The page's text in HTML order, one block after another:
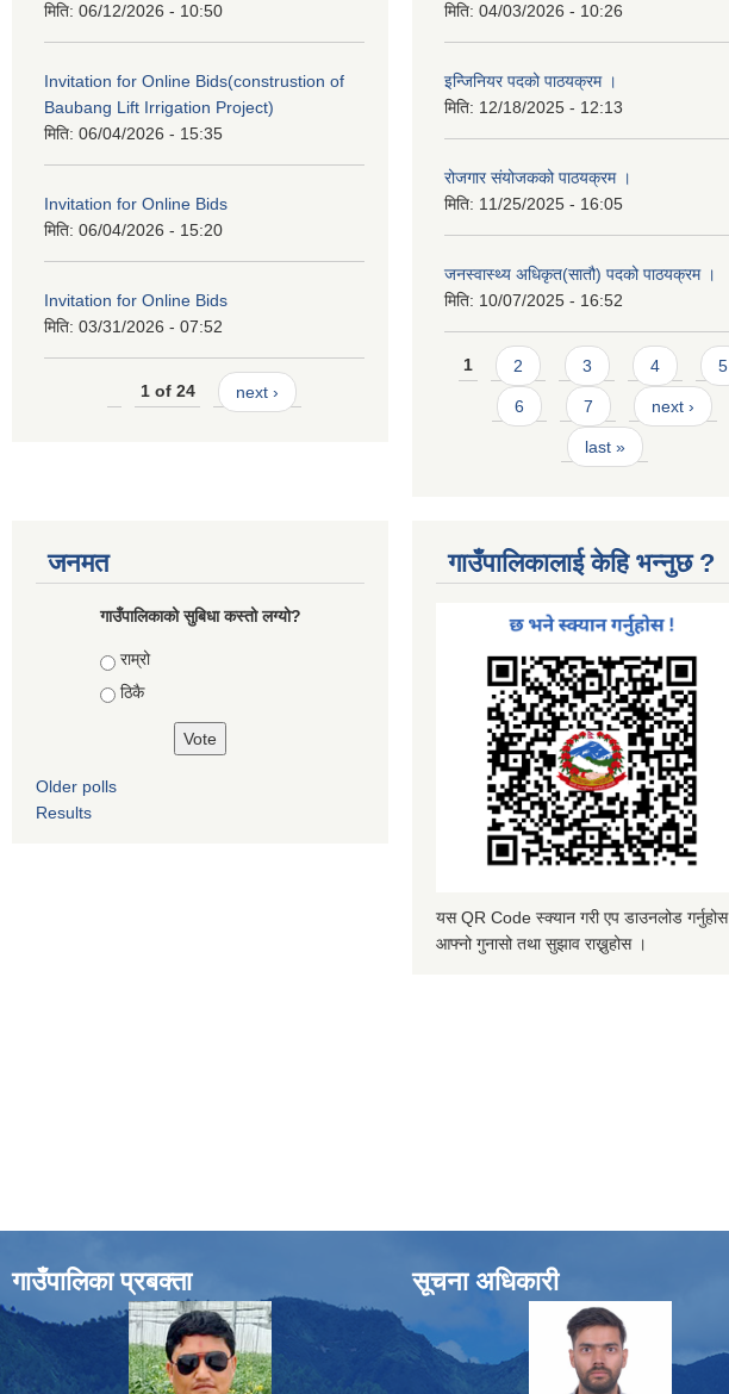
मिति: 06/12/2026 - 10:50
Invitation for Online Bids(construstion of
Baubang Lift Irrigation Project)
मिति: 06/04/2026 - 15:35
Invitation for Online Bids
मिति: 06/04/2026 - 15:20
Invitation for Online Bids
मिति: 03/31/2026 - 07:52
1 of 24 next ›
मिति: 04/03/2026 - 10:26
इन्जिनियर पदको पाठयक्रम ।
मिति: 12/18/2025 - 12:13
रोजगार संयोजकको पाठयक्रम ।
मिति: 11/25/2025 - 16:05
जनस्वास्थ्य अधिकृत(सातौ) पदको पाठयक्रम ।
मिति: 10/07/2025 - 16:52
Pages
1 2 3 4 5
6 7 next ›
last »
जनमत
गाउँपालिकाको सुबिधा कस्तो लग्यो?
Choices
राम्रो
ठिकै
Older polls
Results
गाउँपालिकालाई केहि भन्नुछ ?
यस QR Code स्क्यान गरी एप डाउनलोड
आफ्नो गुनासो तथा सुझाव राख्नुहोस ।
गाउँपालिका प्रबक्ता सूचना अधिकारी